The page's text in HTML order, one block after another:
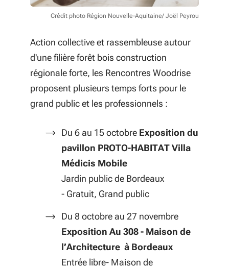
Crédit photo Région Nouvelle-Aquitaine/ Joël Peyrou
Action collective et rassembleuse autour
d'une filière forêt bois construction
régionale forte, les Rencontres Woodrise
proposent plusieurs temps forts pour le
grand public et les professionnels :
Du 6 au 15 octobre Exposition du
pavillon PROTO-HABITAT Villa
Médicis Mobile
Jardin public de Bordeaux
- Gratuit, Grand public
Du 8 octobre au 27 novembre
Exposition Au 308 - Maison de
l’Architecture à Bordeaux
Entrée libre- Maison de